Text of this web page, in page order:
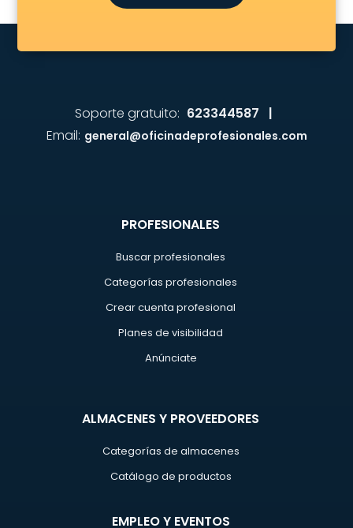
Soporte gratuito: 623344587 |
Email: general@oficinadeprofesionales.com
PROFESIONALES
Buscar profesionales
Categorías profesionales
Crear cuenta profesional
Planes de visibilidad
Anúnciate
ALMACENES Y PROVEEDORES
Categorías de almacenes
Catálogo de productos
EMPLEO Y EVENTOS